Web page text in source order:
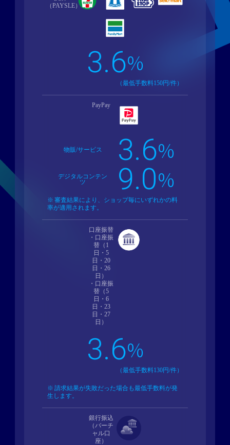
（PAYSLE）
3.6%
（最低手数料150円/件）
PayPay
物販/サービス 3.6%
デジタルコンテン
ツ 9.0%
審査結果により、ショップ毎にいずれかの料
率が適用されます。
口座振替
・口座振
替（1
日・5
日・20
日・26
日）
・口座振
替（5
日・6
日・23
日・27
日）
3.6%
（最低手数料130円/件）
請求結果が失敗だった場合も最低手数料が発
生します。
銀行振込
（バーチ
ャル口
座）